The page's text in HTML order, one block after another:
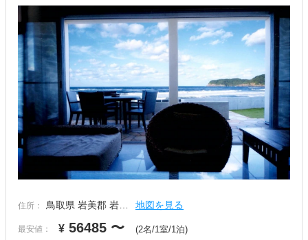
住所： 鳥取県 岩美郡 岩… 地図を見る
最安値： ¥ 56485 〜 (2名/1室/1泊)